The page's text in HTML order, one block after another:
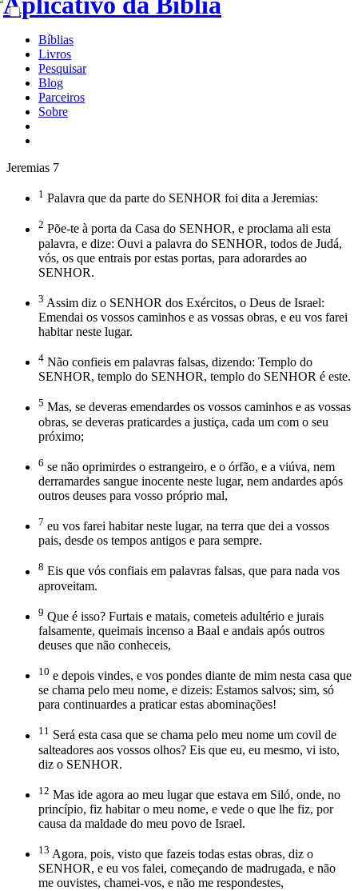
Bíblias
Livros
Pesquisar
Blog
Parceiros
Sobre
Jeremias 7
1 Palavra que da parte do SENHOR foi dita a Jeremias:
2 Põe-te à porta da Casa do SENHOR, e proclama ali esta
palavra, e dize: Ouvi a palavra do SENHOR, todos de Judá,
vós, os que entrais por estas portas, para adorardes ao
SENHOR.
3 Assim diz o SENHOR dos Exércitos, o Deus de Israel:
Emendai os vossos caminhos e as vossas obras, e eu vos farei
habitar neste lugar.
4 Não confieis em palavras falsas, dizendo: Templo do
SENHOR, templo do SENHOR, templo do SENHOR é este.
5 Mas, se deveras emendardes os vossos caminhos e as vossas
obras, se deveras praticardes a justiça, cada um com o seu
próximo;
6 se não oprimirdes o estrangeiro, e o órfão, e a viúva, nem
derramardes sangue inocente neste lugar, nem andardes após
outros deuses para vosso próprio mal,
7 eu vos farei habitar neste lugar, na terra que dei a vossos
pais, desde os tempos antigos e para sempre.
8 Eis que vós confiais em palavras falsas, que para nada vos
aproveitam.
9 Que é isso? Furtais e matais, cometeis adultério e jurais
falsamente, queimais incenso a Baal e andais após outros
deuses que não conheceis,
10 e depois vindes, e vos pondes diante de mim nesta casa que
se chama pelo meu nome, e dizeis: Estamos salvos; sim, só
para continuardes a praticar estas abominações!
11 Será esta casa que se chama pelo meu nome um covil de
salteadores aos vossos olhos? Eis que eu, eu mesmo, vi isto,
diz o SENHOR.
12 Mas ide agora ao meu lugar que estava em Siló, onde, no
princípio, fiz habitar o meu nome, e vede o que lhe fiz, por
causa da maldade do meu povo de Israel.
13 Agora, pois, visto que fazeis todas estas obras, diz o
SENHOR, e eu vos falei, começando de madrugada, e não
me ouvistes, chamei-vos, e não me respondestes,